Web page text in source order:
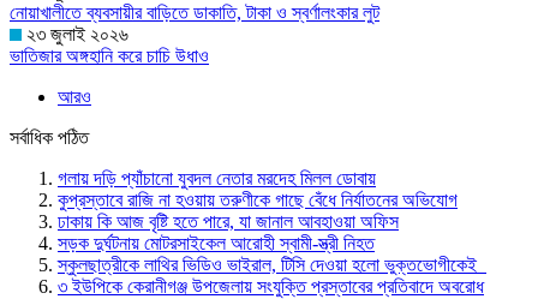
নোয়াখালীতে ব্যবসায়ীর বাড়িতে ডাকাতি, টাকা ও স্বর্ণালংকার লুট
২৩ জুলাই ২০২৬
ভাতিজার অঙ্গহানি করে চাচি উধাও
আরও
সর্বাধিক পঠিত
গলায় দড়ি প্যাঁচানো যুবদল নেতার মরদেহ মিলল ডোবায়
কুপ্রস্তাবে রাজি না হওয়ায় তরুণীকে গাছে বেঁধে নির্যাতনের অভিযোগ
ঢাকায় কি আজ বৃষ্টি হতে পারে, যা জানাল আবহাওয়া অফিস
সড়ক দুর্ঘটনায় মোটরসাইকেল আরোহী স্বামী-স্ত্রী নিহত
স্কুলছাত্রীকে লাথির ভিডিও ভাইরাল, টিসি দেওয়া হলো ভুক্তভোগীকেই
৩ ইউপিকে কেরানীগঞ্জ উপজেলায় সংযুক্তি প্রস্তাবের প্রতিবাদে অবরোধ